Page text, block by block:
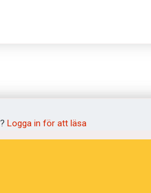
Logga in för att läsa